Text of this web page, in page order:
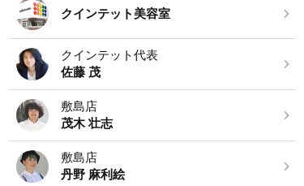
クインテット美容室
クインテット代表
佐藤 茂
敷島店
茂木 壮志
敷島店
丹野 麻利絵